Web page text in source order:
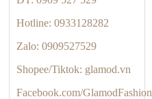
Hotline: 0933128282
Zalo: 0909527529
Shopee/Tiktok: glamod.vn
Facebook.com/GlamodFashion